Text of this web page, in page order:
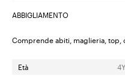
ABBIGLIAMENTO
Comprende abiti, maglieria, top,
Età 4Y